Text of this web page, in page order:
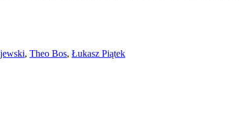
, Theo Bos, Łukasz Piątek